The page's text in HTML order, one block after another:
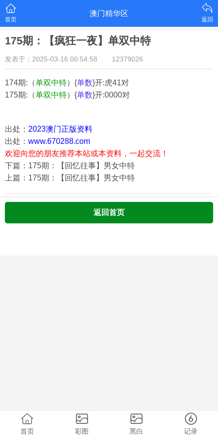
首页
澳门精华区
返回
175期：【疯狂一夜】单双中特
发表于：2025-03-16 00:54:58 12379026
174期:（单双中特）{单数}开:虎41对
175期:（单双中特）{单数}开:0000对
出处： 2023澳门正版资料
出处： www.670288.com
欢迎向您的朋友推荐本站或本资料，一起交流！
下篇：175期：【回忆往事】男女中特
上篇：175期：【回忆往事】男女中特
返回首页
首页 彩图 黑白 记录